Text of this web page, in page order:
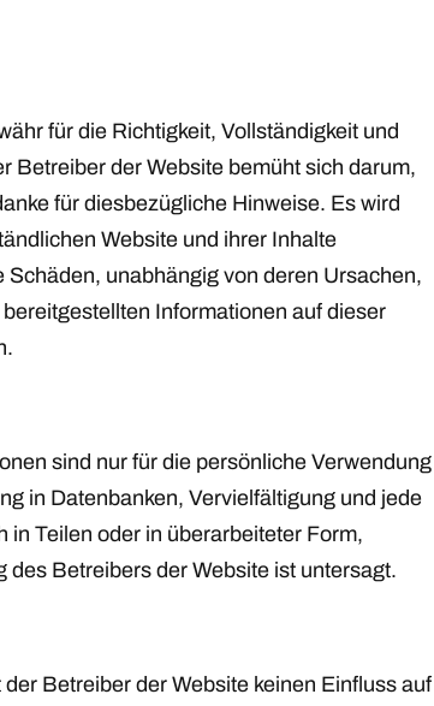
für die Richtigkeit, Vollständigkeit und
Betreiber der Website bemüht sich darum,
für diesbezügliche Hinweise. Es wird
Website und ihrer Inhalte
unabhängig von deren Ursachen,
Informationen auf dieser
sind nur für die persönliche Verwendung
in Datenbanken, Vervielfältigung und jede
in Teilen oder in überarbeiteter Form,
Betreibers der Website ist untersagt.
Betreiber der Website keinen Einfluss auf